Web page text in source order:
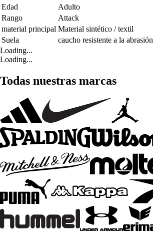
Edad
Adulto
Rango
Attack
material principal Material sintético / textil
Suela
caucho resistente a la abrasión
Loading...
Loading...
Todas nuestras marcas